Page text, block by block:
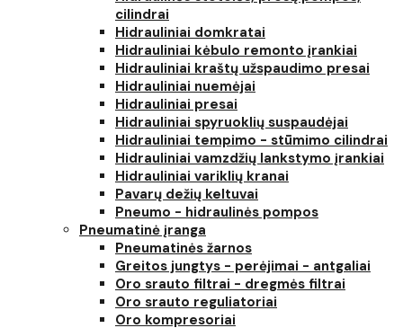
cilindrai
Hidrauliniai domkratai
Hidrauliniai kėbulo remonto įrankiai
Hidrauliniai kraštų užspaudimo presai
Hidrauliniai nuemėjai
Hidrauliniai presai
Hidrauliniai spyruoklių suspaudėjai
Hidrauliniai tempimo - stūmimo cilindrai
Hidrauliniai vamzdžių lankstymo įrankiai
Hidrauliniai variklių kranai
Pavarų dežių keltuvai
Pneumo - hidraulinės pompos
Pneumatinė įranga
Pneumatinės žarnos
Greitos jungtys - perėjimai - antgaliai
Oro srauto filtrai - dregmės filtrai
Oro srauto reguliatoriai
Oro kompresoriai